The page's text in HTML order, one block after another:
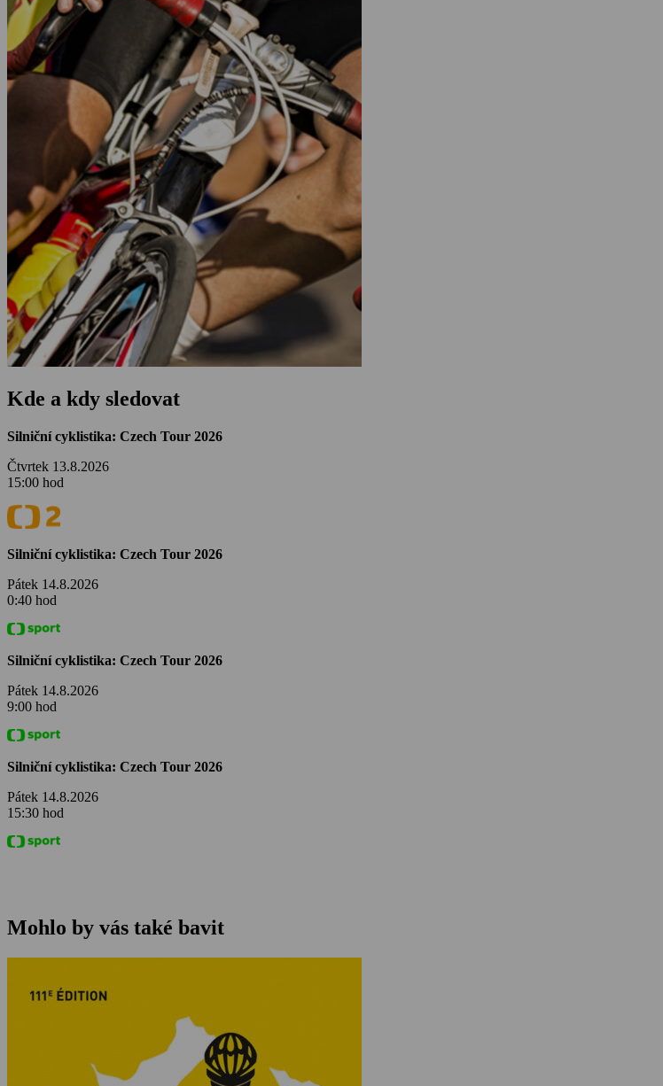
Kde a kdy sledovat
Silniční cyklistika: Czech Tour 2026
Čtvrtek 13.8.2026
15:00 hod
Silniční cyklistika: Czech Tour 2026
Pátek 14.8.2026
0:40 hod
Silniční cyklistika: Czech Tour 2026
Pátek 14.8.2026
9:00 hod
Silniční cyklistika: Czech Tour 2026
Pátek 14.8.2026
15:30 hod
Mohlo by vás také bavit